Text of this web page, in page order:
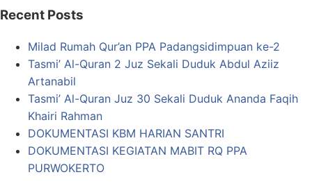
Recent Posts
Milad Rumah Qur’an PPA Padangsidimpuan ke-2
Tasmi’ Al-Quran 2 Juz Sekali Duduk Abdul Aziiz
Artanabil
Tasmi’ Al-Quran Juz 30 Sekali Duduk Ananda Faqih
Khairi Rahman
DOKUMENTASI KBM HARIAN SANTRI
DOKUMENTASI KEGIATAN MABIT RQ PPA
PURWOKERTO